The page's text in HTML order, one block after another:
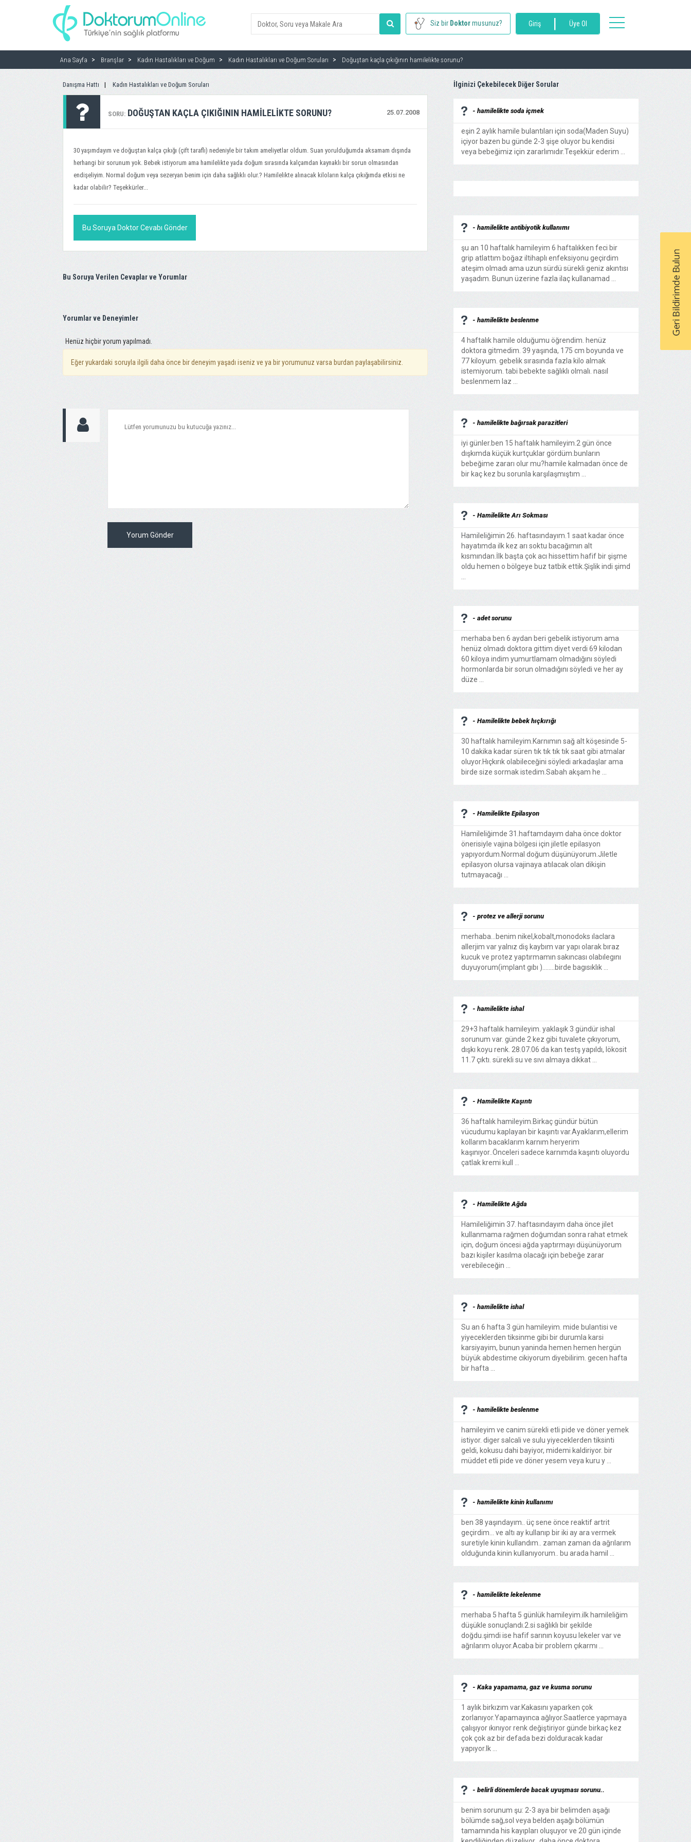
Siz bir Doktormusunuz? Giriş | Üye Ol
toggle
Ana Sayfa Branşlar Kadın Hastalıkları ve Doğum Kadın Hastalıkları ve Doğum Soruları Doğuştan kaçla çıkığının hamilelikte sorunu?
Danışma Hattı Kadın Hastalıkları ve Doğum Soruları
SORU: 25.07.2008
DOĞUŞTAN KAÇLA ÇIKIĞININ HAMILELIKTE SORUNU?
30 yaşımdayım ve doğuştan kalça çıkığı (çift taraflı) nedeniyle bir takım ameliyetlar oldum. Suan yorulduğumda aksamam dışında
herhangi bir sorunum yok. Bebek istiyorum ama hamilelikte yada doğum sırasında kalçamdan kaynaklı bir sorun olmasından
endişeliyim. Normal doğum veya sezeryan benim için daha sağlıklı olur.? Hamilelikte alınacak kiloların kalça çıkığımda etkisi ne
kadar olabilir? Teşekkürler...
Bu Soruya Doktor Cevabı Gönder
Bu Soruya Verilen Cevaplar ve Yorumlar
Yorumlar ve Deneyimler
Henüz hiçbir yorum yapılmadı.
Eğer yukardaki soruyla ilgili daha önce bir deneyim yaşadı iseniz ve ya bir yorumunuz varsa burdan paylaşabilirsiniz.
Yorum Gönder
İlginizi Çekebilecek Diğer Sorular
- hamilelikte soda içmek
eşin 2 aylık hamile bulantıları için soda(Maden Suyu)
içiyor bazen bu günde 2-3 şişe oluyor bu kendisi
veya bebeğimiz için zararlımıdır.Teşekkür ederim ...
- hamilelikte antibiyotik kullanımı
şu an 10 haftalık hamileyim 6 haftalıkken feci bir
grip atlattım boğaz iltihaplı enfeksiyonu geçirdim
ateşim olmadı ama uzun sürdü sürekli geniz akıntısı
yaşadım. Bunun üzerine fazla ilaç kullanamad ...
- hamilelikte beslenme
4 haftalık hamile olduğumu öğrendim. henüz
doktora gitmedim. 39 yaşında, 175 cm boyunda ve
77 kiloyum. gebelik sırasında fazla kilo almak
istemiyorum. tabi bebekte sağlıklı olmalı. nasıl
beslenmem laz ...
- hamilelikte bağırsak parazitleri
iyi günler.ben 15 haftalık hamileyim.2 gün önce
dışkımda küçük kurtçuklar gördüm.bunların
bebeğime zararı olur mu?hamile kalmadan önce de
bir kaç kez bu sorunla karşılaşmıştım ...
- Hamilelikte Arı Sokması
Hamileliğimin 26. haftasındayım.1 saat kadar önce
hayatımda ilk kez arı soktu bacağımın alt
kısmından.İlk başta çok acı hissettim hafif bir şişme
oldu hemen o bölgeye buz tatbik ettik.Şişlik indi şimd
- adet sorunu
merhaba ben 6 aydan beri gebelik istiyorum ama
henüz olmadı doktora gittim diyet verdi 69 kilodan
60 kiloya indim yumurtlamam olmadığını söyledi
hormonlarda bir sorun olmadığını söyledi ve her ay
düze ...
- Hamilelikte bebek hıçkırığı
30 haftalık hamileyim.Karnımın sağ alt köşesinde 5-
10 dakika kadar süren tık tık tık tık saat gibi atmalar
oluyor.Hıçkırık olabileceğini söyledi arkadaşlar ama
birde size sormak istedim.Sabah akşam he ...
- Hamilelikte Epilasyon
Hamileliğimde 31.haftamdayım daha önce doktor
önerisiyle vajina bölgesi için jiletle epilasyon
yapıyordum.Normal doğum düşünüyorum.Jiletle
epilasyon olursa vajinaya atılacak olan dikişin
tutmayacağı ...
- protez ve allerji sorunu
merhaba...benim nikel,kobalt,monodoks ılaclara
allerjim var yalnız diş kaybım var yapı olarak bıraz
kucuk ve protez yaptırmamın sakıncası olabılegını
duyuyorum(implant gıbı )........birde bagısıklık ...
- hamilelikte ishal
29+3 haftalık hamileyim. yaklaşık 3 gündür ishal
sorunum var. günde 2 kez gibi tuvalete çıkıyorum,
dışkı koyu renk. 28.07.06 da kan testş yapıldı, lökosit
11.7 çıktı. sürekli su ve sıvı almaya dikkat ...
- Hamilelikte Kaşıntı
36 haftalık hamileyim.Birkaç gündür bütün
vücudumu kaplayan bir kaşıntı var.Ayaklarım,ellerim
kollarım bacaklarım karnım heryerim
kaşınıyor..Önceleri sadece karnımda kaşıntı oluyordu
çatlak kremi kull ...
- Hamilelikte Ağda
Hamileliğimin 37. haftasındayım daha önce jilet
kullanmama rağmen doğumdan sonra rahat etmek
için, doğum öncesi ağda yaptırmayı düşünüyorum
bazı kişiler kasılma olacağı için bebeğe zarar
verebileceğin ...
- hamilelikte ishal
Su an 6 hafta 3 gün hamileyim. mide bulantisi ve
yiyeceklerden tiksinme gibi bir durumla karsi
karsiyayim, bunun yaninda hemen hemen hergün
büyük abdestime cikiyorum diyebilirim. gecen hafta
bir hafta ...
- hamilelikte beslenme
hamileyim ve canim sürekli etli pide ve döner yemek
istiyor. diger salcali ve sulu yiyeceklerden tiksinti
geldi, kokusu dahi bayiyor, midemi kaldiriyor. bir
müddet etli pide ve döner yesem veya kuru y ...
- hamilelikte kinin kullanımı
ben 38 yaşındayım.. üç sene önce reaktif artrit
geçirdim... ve altı ay kullanıp bir iki ay ara vermek
suretiyle kinin kullandım.. zaman zaman da ağrılarım
olduğunda kinin kullanıyorum.. bu arada hamil ...
- hamilelikte lekelenme
merhaba 5 hafta 5 günlük hamileyim.ilk hamileliğim
düşükle sonuçlandı.2.si sağlıklı bir şekilde
doğdu.şimdi ise hafif sarının koyusu lekeler var ve
ağrılarım oluyor.Acaba bir problem çıkarmı ...
- Kaka yapamama, gaz ve kusma sorunu
1 aylık birkızım var.Kakasını yaparken çok
zorlanıyor.Yapamayınca ağlıyor.Saatlerce yapmaya
çalışıyor ıkınıyor renk değiştiriyor günde birkaç kez
çok çok az bir defada bezi dolduracak kadar
yapıyor.Ik ...
- belirli dönemlerde bacak uyuşması sorunu..
benim sorunum şu: 2-3 aya bir belimden aşağı
bölümde sağ,sol veya belden aşağı bölümün
tamamında his kayıpları oluşuyor ve 20 gün içinde